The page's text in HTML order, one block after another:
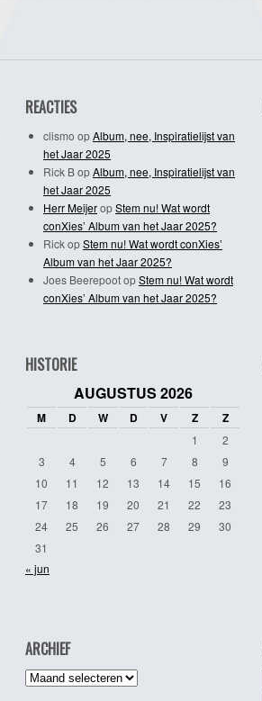
REACTIES
clismo opAlbum, nee, Inspiratielijst van
het Jaar 2025
Rick BopAlbum, nee, Inspiratielijst van
het Jaar 2025
Herr MeijeropStem nu! Wat wordt
conXies’ Album van het Jaar 2025?
RickopStem nu! Wat wordt conXies’
Album van het Jaar 2025?
Joes BeerepootopStem nu! Wat wordt
conXies’ Album van het Jaar 2025?
HISTORIE
AUGUSTUS 2026
M D W D V Z Z
1
2
3
4 5 6 7 8
9
10
11 12 13 14 15
16
17
18 19 20 21 22
23
24
25 26 27 28 29
30
31
« jun
ARCHIEF
Archief